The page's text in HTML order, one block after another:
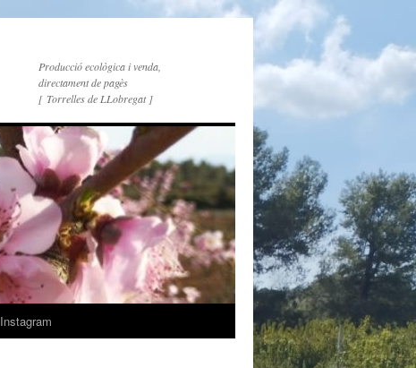
Producció ecològica i venda,
directament de pagès
[ Torrelles de LLobregat ]
Instagram